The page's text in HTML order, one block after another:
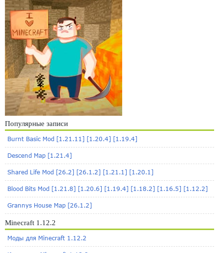
Популярные записи
Burnt Basic Mod [1.21.11] [1.20.4] [1.19.4]
Descend Map [1.21.4]
Shared Life Mod [26.2] [26.1.2] [1.21.1] [1.20.1]
Blood Bits Mod [1.21.8] [1.20.6] [1.19.4] [1.18.2] [1.16.5] [1.12.2]
Grannys House Map [26.1.2]
Minecraft 1.12.2
Моды для Minecraft 1.12.2